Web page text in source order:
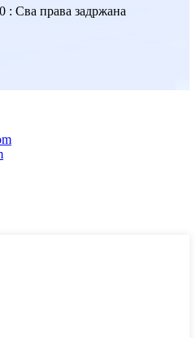
: Сва права задржана